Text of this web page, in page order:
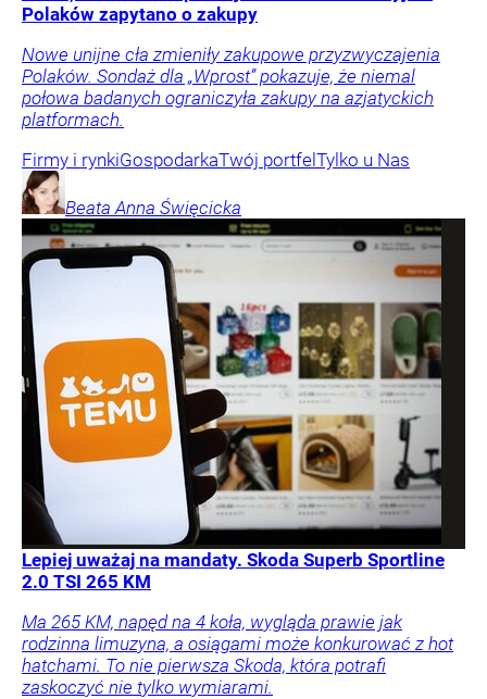
Polaków zapytano o zakupy
Nowe unijne cła zmieniły zakupowe przyzwyczajenia
Polaków. Sondaż dla „Wprost” pokazuje, że niemal
połowa badanych ograniczyła zakupy na azjatyckich
platformach.
Firmy i rynkiGospodarkaTwój portfelTylko u Nas
Beata Anna Święcicka
Lepiej uważaj na mandaty. Skoda Superb Sportline
2.0 TSI 265 KM
Ma 265 KM, napęd na 4 koła, wygląda prawie jak
rodzinna limuzyna, a osiągami może konkurować z hot
hatchami. To nie pierwsza Skoda, która potrafi
zaskoczyć nie tylko wymiarami.